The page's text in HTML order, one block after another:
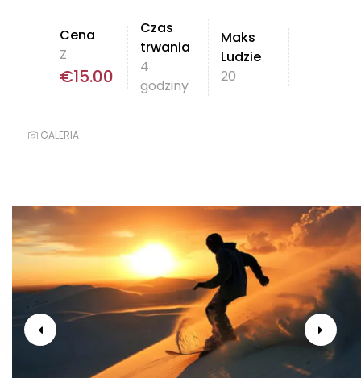
Cena
Z
€15.00
Czas
trwania
4
godziny
Maks
Ludzie
20
GALERIA